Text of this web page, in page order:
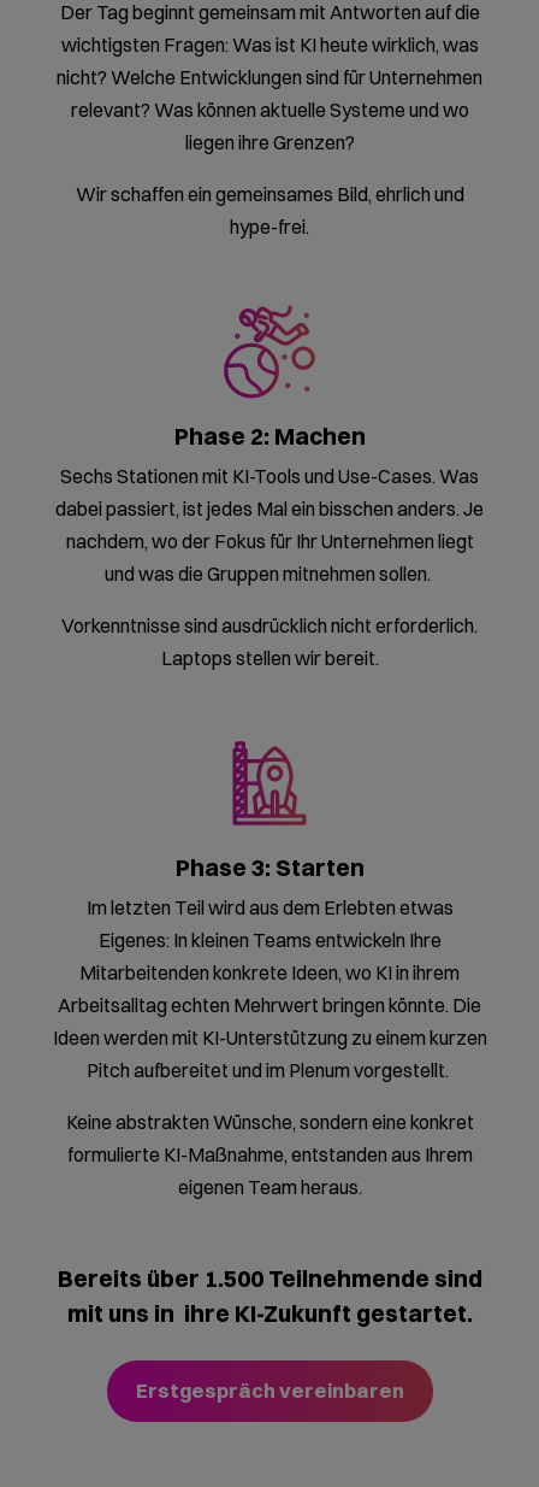
mit uns in ihre KI-Zukunft gestartet.
Erstgespräch vereinbaren
Kein KI-Seminar, sondern
einErlebnistag mit
echtem Output.
Bei unserer KI-Expedition gibt es keine
Schulungsunterlagen, keinen abschließenden Test
und keine Lernziele, die abgehakt werden müssen.
Mitarbeitenden in Kleingruppen in Rotation selbst
aktiv werden. Sie erleben, was KI heute in
verschiedenen Arbeitskontexten wirklich kann: Ob
Wissensmanagement, Bildanalyse oder KI-Agenten,
An jeder Station steht die gleiche Frage im
Vordergrund: Welches Problem löst das? Die
eingesetzten Tools wählen wir nach dem Stand der
Technik aus, immer mit dem Ziel, die jeweils beste
Lösung für den Anwendungsfall zu zeigen.
Eines der stärksten Ergebnisse: Menschen aus
unterschiedlichen Abteilungen kommen ins
Gespräch. Über Chancen und Möglichkeiten, von KI
entsteht an Stationen, wenn jemand aus der
Buchhaltung und jemand aus dem Vertrieb dieselbe
anwenden.